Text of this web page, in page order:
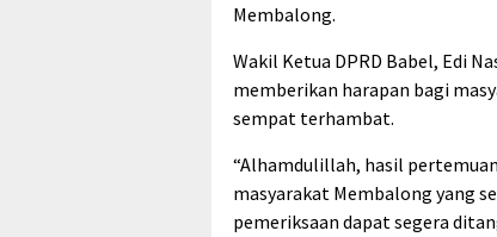
Membalong.
Wakil Ketua DPRD Babel, Edi
memberikan harapan bagi
sempat terhambat.
“Alhamdulillah, hasil
masyarakat Membalong yang
pemeriksaan dapat segera